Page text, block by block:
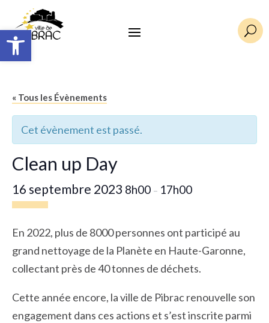
Ouvrir la barre d’outils U
« Tous les Évènements
Cet évènement est passé.
Clean up Day
16 septembre 2023 8h00 – 17h00
En 2022, plus de 8000 personnes ont participé au
grand nettoyage de la Planète en Haute-Garonne,
collectant près de 40 tonnes de déchets.
Cette année encore, la ville de Pibrac renouvelle son
engagement dans ces actions et s’est inscrite parmi